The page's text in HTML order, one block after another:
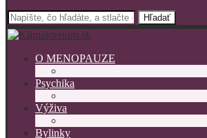
Hľadať
O MENOPAUZE
Psychika
Výživa
Bylinky